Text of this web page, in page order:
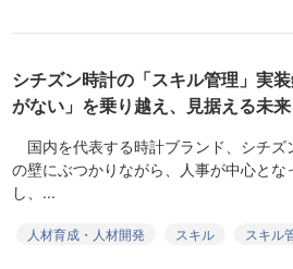
シチズン時計の「スキル管理」実
がない」を乗り越え、見据える未
国内を代表する時計ブランド、シチ
の壁にぶつかりながら、人事が中心と
し、...
人材育成・人材開発 スキル スキル